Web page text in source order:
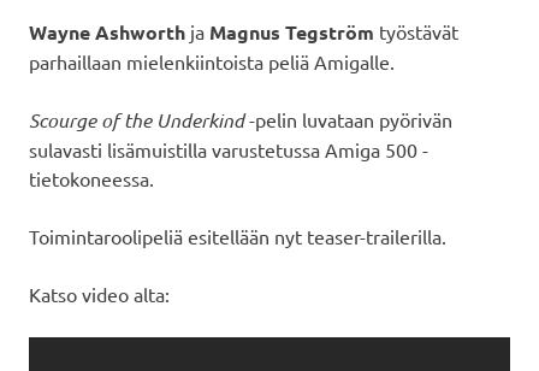
Wayne Ashworth ja Magnus Tegström työstävät
parhaillaan mielenkiintoista peliä Amigalle.
Scourge of the Underkind-pelin luvataan pyörivän
sulavasti lisämuistilla varustetussa Amiga 500 -
tietokoneessa.
Toimintaroolipeliä esitellään nyt teaser-trailerilla.
Katso video alta: